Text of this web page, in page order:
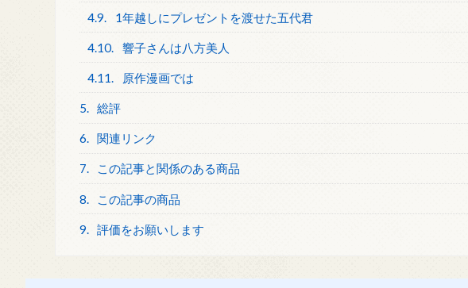
4.9. 1年越しにプレゼントを渡せた五代君
4.10. 響子さんは八方美人
4.11. 原作漫画では
5. 総評
6. 関連リンク
7. この記事と関係のある商品
8. この記事の商品
9. 評価をお願いします